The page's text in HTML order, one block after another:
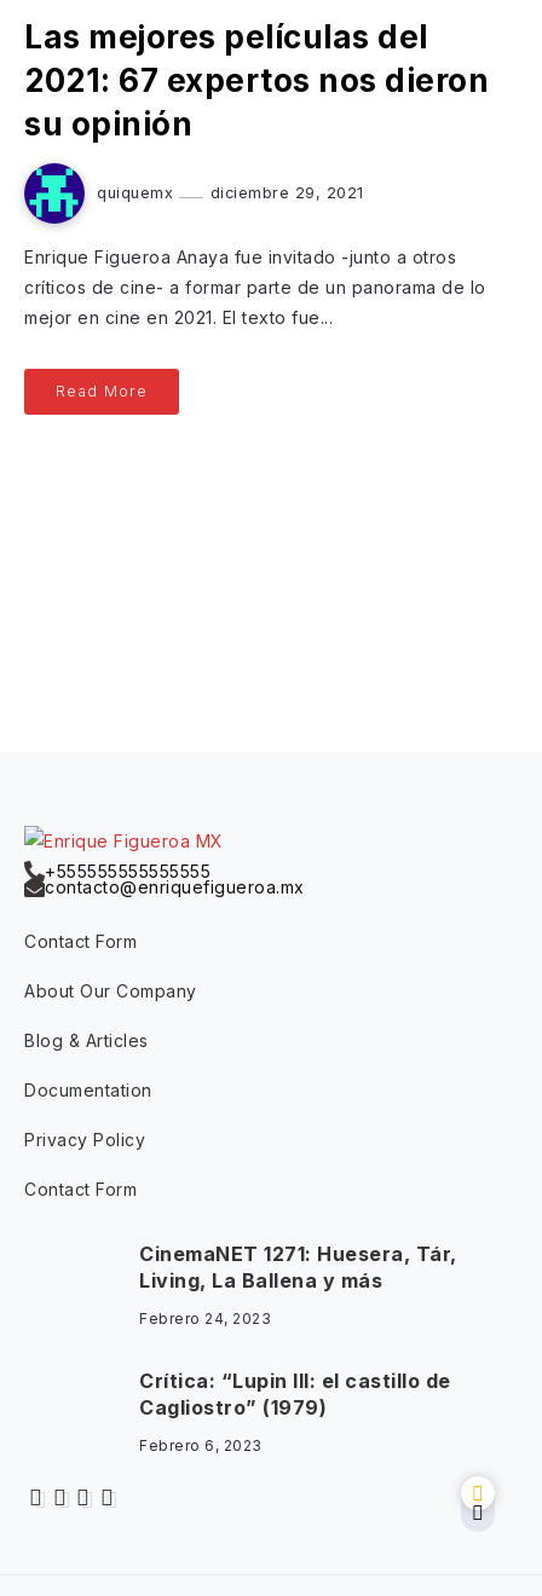
Las mejores películas del
2021: 67 expertos nos dieron
su opinión
quiquemx diciembre 29, 2021
Enrique Figueroa Anaya fue invitado -junto a otros
críticos de cine- a formar parte de un panorama de lo
mejor en cine en 2021. El texto fue...
Read More
+555555555555555
contacto@enriquefigueroa.mx
Contact Form
About Our Company
Blog & Articles
Documentation
Privacy Policy
Contact Form
CinemaNET 1271: Huesera, Tár,
Living, La Ballena y más
Febrero 24, 2023
Crítica: “Lupin III: el castillo de
Cagliostro” (1979)
Febrero 6, 2023